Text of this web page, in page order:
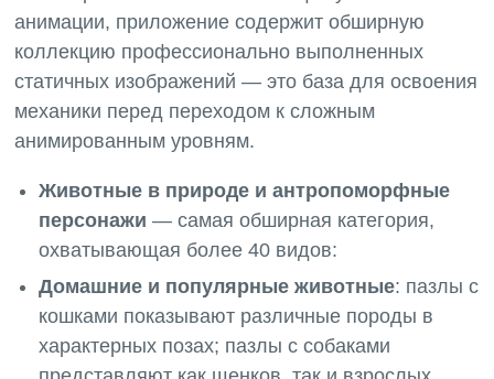
анимации, приложение содержит обширную
коллекцию профессионально выполненных
статичных изображений — это база для освоения
механики перед переходом к сложным
анимированным уровням.
Животные в природе и антропоморфные
персонажи — самая обширная категория,
охватывающая более 40 видов:
Домашние и популярные животные: пазлы с
кошками показывают различные породы в
характерных позах; пазлы с собаками